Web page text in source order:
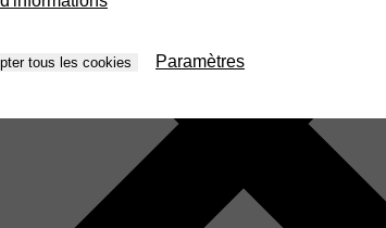
tous les cookies Paramètres